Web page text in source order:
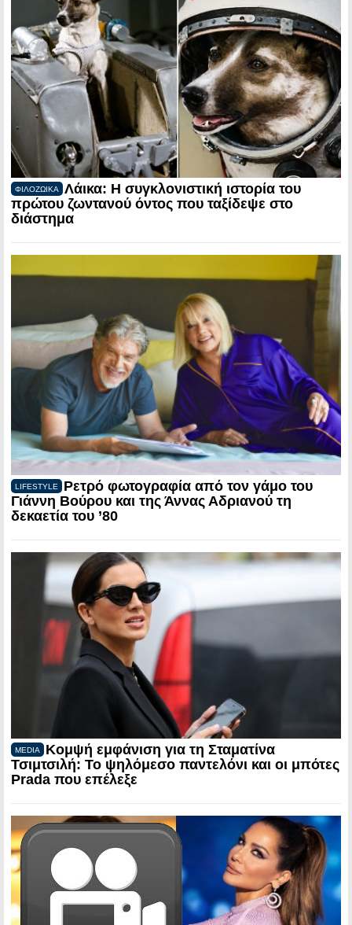
ΦΙΛΟΖΩΙΚΑ
Λάικα: Η συγκλονιστική ιστορία του
πρώτου ζωντανού όντος που ταξίδεψε στο
διάστημα
LIFESTYLE
Ρετρό φωτογραφία από τον γάμο του
Γιάννη Βούρου και της Άννας Αδριανού τη
δεκαετία του ’80
MEDIA
Κομψή εμφάνιση για τη Σταματίνα
Τσιμτσιλή: Το ψηλόμεσο παντελόνι και οι μπότες
Prada που επέλεξε